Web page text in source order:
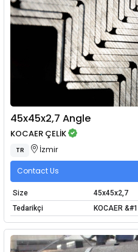
45x45x2,7 Angle
KOCAER ÇELİK
TR İzmir
Contact Us
Size
45x45x2,7
Tedarikçi
KOCAER